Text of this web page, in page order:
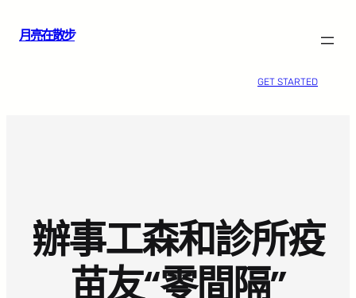
月亮在散步
GET STARTED
辦事工森和診所疫
苗友“零間隔”